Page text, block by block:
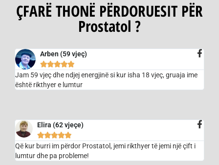
ÇFARË THONË PËRDORUESIT PËR
Prostatol ?
Arben (59 vjeç)

Jam 59 vjeç dhe ndjej energjinë si kur isha 18 vjeç, gruaja ime
është rikthyer e lumtur
Elira (62 vjeçe)

Që kur burri im përdor Prostatol, jemi rikthyer të jemi një çift i
lumtur dhe pa probleme!